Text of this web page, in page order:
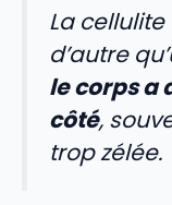
La cellulite
d’autre
le corps a
côté,
trop zélée.